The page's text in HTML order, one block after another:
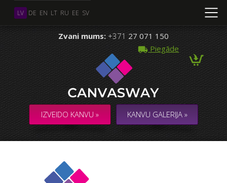
LV DE EN LT RU EE SV
Zvani mums: +371 27 071 150
Piegāde
IZVEIDO KANVU » KANVU GALERIJA »